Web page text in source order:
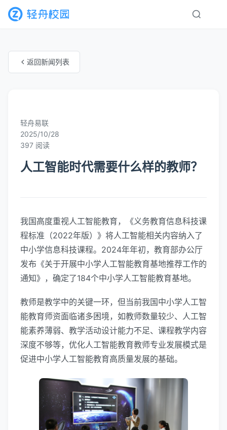
返回新闻列表
轻舟易联
2025/10/28
397 阅读
人工智能时代需要什么样的教师？
我国高度重视人工智能教育，《义务教育信息科技课
程标准（2022年版）》将人工智能相关内容纳入了
中小学信息科技课程。2024年年初，教育部办公厅
发布《关于开展中小学人工智能教育基地推荐工作的
通知》，确定了184个中小学人工智能教育基地。
教师是教学中的关键一环，但当前我国中小学人工智
能教育师资面临诸多困境，如教师数量较少、人工智
能素养薄弱、教学活动设计能力不足、课程教学内容
深度不够等，优化人工智能教育教师专业发展模式是
促进中小学人工智能教育高质量发展的基础。